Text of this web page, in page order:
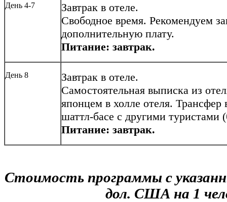
День 4-7
Завтрак в отеле.
Свободное время. Рекомендуем
дополнительную плату.
Питание: завтрак.
День 8
Завтрак в отеле.
Самостоятельная выписка из
японцем в холле отеля.
шаттл-басе с другими туристами
Питание: завтрак.
Стоимость программы с
дол. США на 1